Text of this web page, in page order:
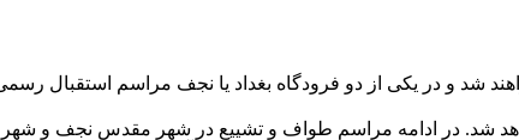
مطهر به عراق منتقل خواهند شد و در یکی از دو فرودگاه بغداد یا نجف
شد. در ادامه مراسم طواف و تشییع در شهر مقدس نجف و شهر